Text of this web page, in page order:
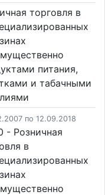
торговля в
питания,
и табачными
по 12.09.2018
- Розничная
в